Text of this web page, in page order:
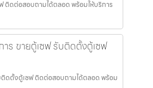
ติดต่อสอบถามได้ตลอด พร้อมให้บริการ
ร ขายตู้เซฟ รับติดตั้งตู้เซฟ
ติดตั้งตู้เซฟ ติดต่อสอบถามได้ตลอด พร้อม